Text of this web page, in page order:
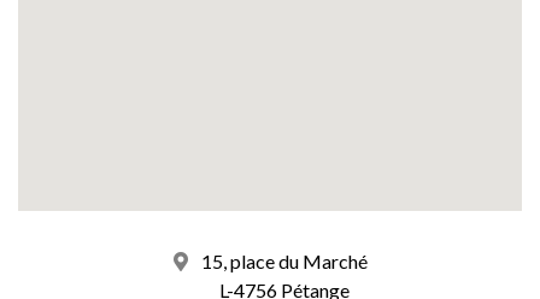
15, place du Marché
L-4756 Pétange